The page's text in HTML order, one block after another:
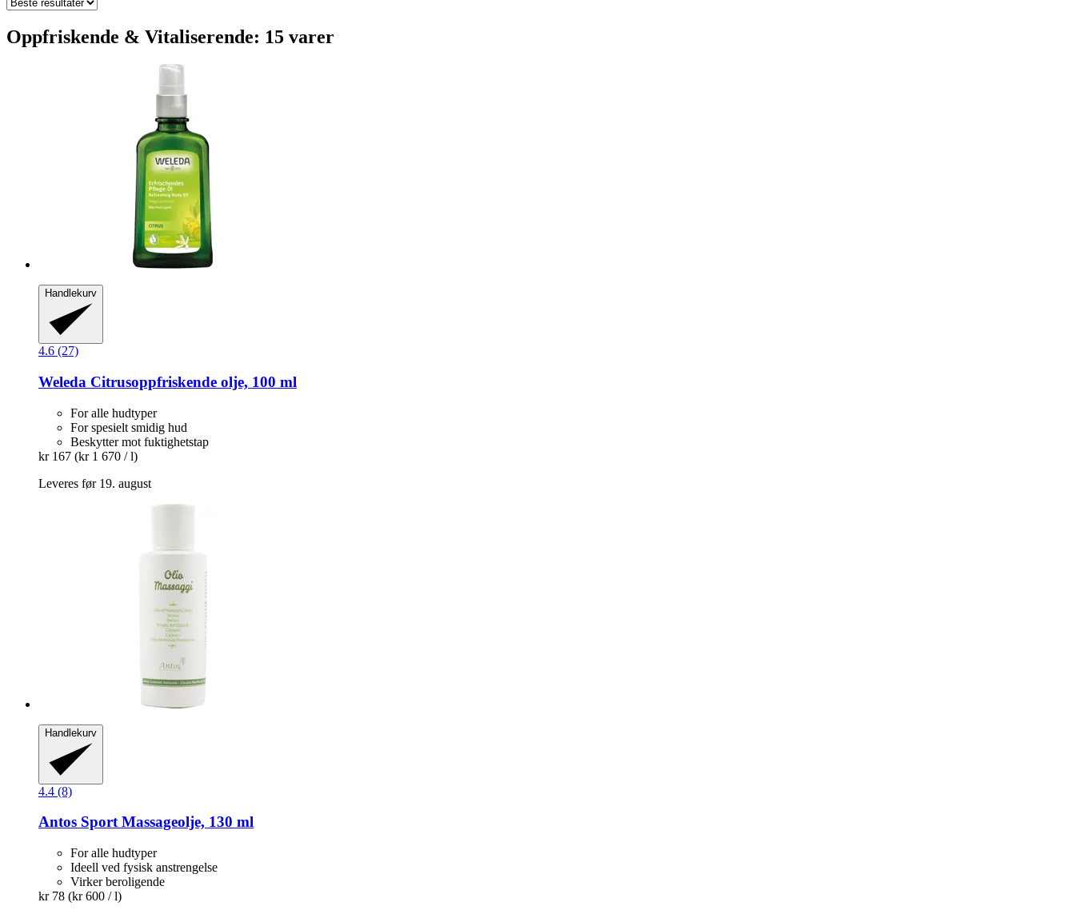
Oppfriskende & Vitaliserende: 15 varer
Handlekurv
4.6 (27)
Weleda Citrusoppfriskende olje, 100 ml
For alle hudtyper
For spesielt smidig hud
Beskytter mot fuktighetstap
kr 167 (kr 1 670 / l)
Leveres før 19. august
Handlekurv
4.4 (8)
Antos Sport Massageolje, 130 ml
For alle hudtyper
Ideell ved fysisk anstrengelse
Virker beroligende
kr 78 (kr 600 / l)